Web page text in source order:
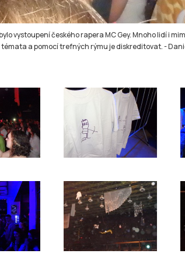
vystoupení českého rapera MC Gey. Mnoho lidí i
a pomocí trefných rýmu je diskreditovat.-